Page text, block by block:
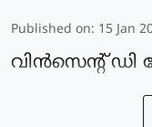
Published on: 15 Jan
വിൻസെന്റ്